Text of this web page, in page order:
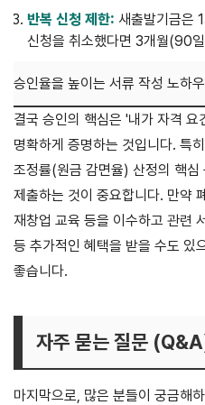
반복 신청 제한: 새출발기금은
신청을 취소했다면 3개월(90
승인율을 높이는 서류 작성 노하우
결국 승인의 핵심은 '내가 자격
명확하게 증명하는 것입니다. 특
조정률(원금 감면율) 산정의 핵심
제출하는 것이 중요합니다. 만약
재창업 교육 등을 이수하고 관련
등 추가적인 혜택을 받을 수도 있
좋습니다.
자주 묻는 질문
마지막으로, 많은 분들이 궁금해